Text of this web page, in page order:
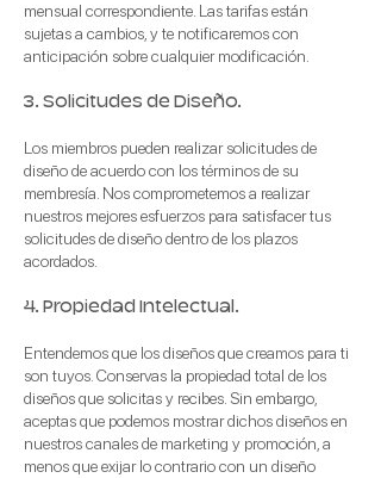
mensual correspondiente. Las tarifas están
sujetas a cambios, y te notificaremos con
anticipación sobre cualquier modificación.
3. Solicitudes de Diseño.
Los miembros pueden realizar solicitudes de
diseño de acuerdo con los términos de su
membresía. Nos comprometemos a realizar
nuestros mejores esfuerzos para satisfacer tus
solicitudes de diseño dentro de los plazos
acordados.
4. Propiedad Intelectual.
Entendemos que los diseños que creamos para ti
son tuyos. Conservas la propiedad total de los
diseños que solicitas y recibes. Sin embargo,
aceptas que podemos mostrar dichos diseños en
nuestros canales de marketing y promoción, a
menos que exijar lo contrario con un diseño